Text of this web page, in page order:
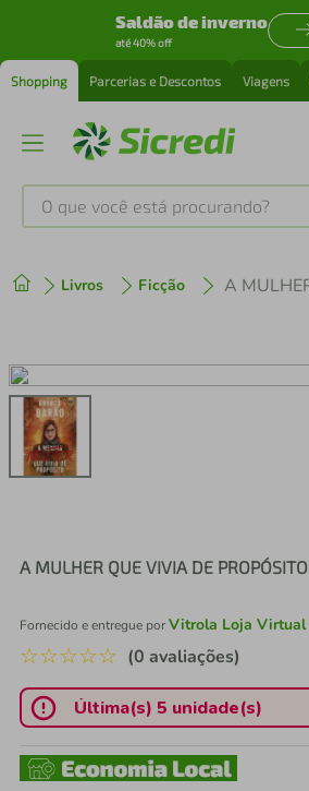
Saldão de inverno
até 40% off
Shopping Parcerias e Descontos Viagens
O que você está procurando?
Livros Ficção
A MULHER QUE VIVIA DE PROPÓSITO
Fornecido e entregue porVitrola Loja Virtual
☆☆☆☆☆ (0 avaliações)
Última(s) 5 unidade(s)
2º cafeteira
3 º